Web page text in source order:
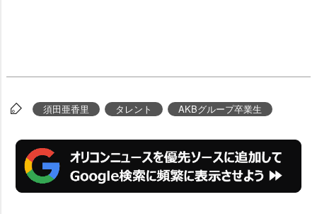
須田亜香里 タレント AKBグループ卒業生